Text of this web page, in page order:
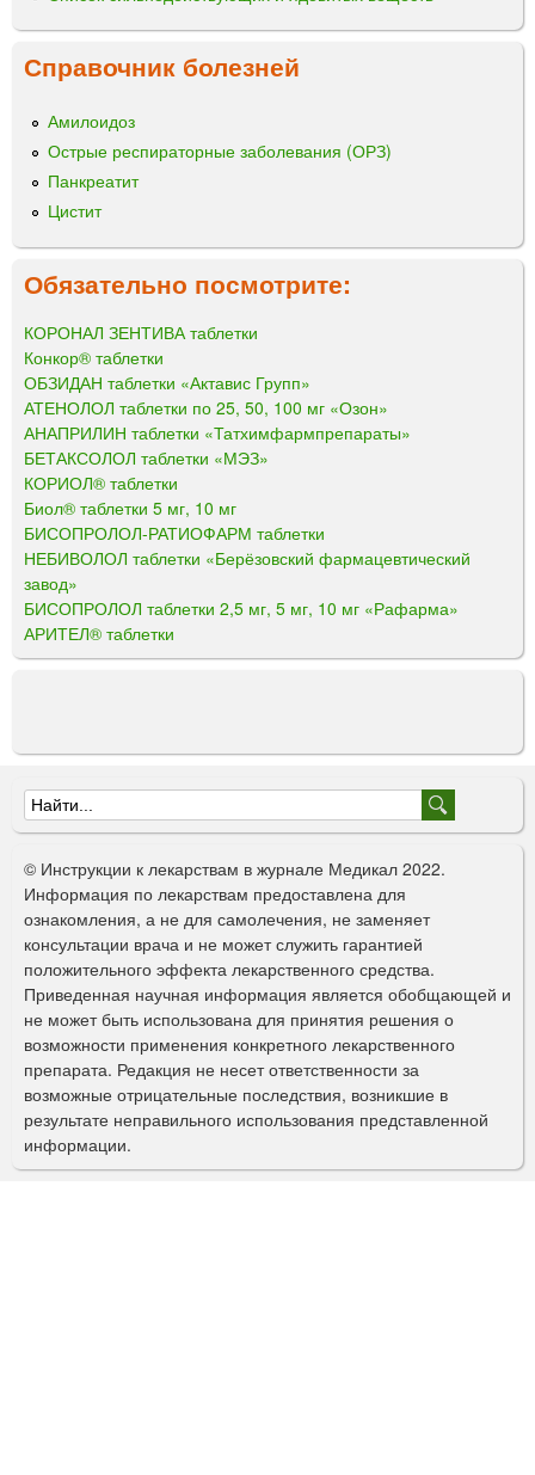
Справочник болезней
Амилоидоз
Острые респираторные заболевания (ОРЗ)
Панкреатит
Цистит
Обязательно посмотрите:
КОРОНАЛ ЗЕНТИВА таблетки
Конкор® таблетки
ОБЗИДАН таблетки «Актавис Групп»
АТЕНОЛОЛ таблетки по 25, 50, 100 мг «Озон»
АНАПРИЛИН таблетки «Татхимфармпрепараты»
БЕТАКСОЛОЛ таблетки «МЭЗ»
КОРИОЛ® таблетки
Биол® таблетки 5 мг, 10 мг
БИСОПРОЛОЛ-РАТИОФАРМ таблетки
НЕБИВОЛОЛ таблетки «Берёзовский фармацевтический
завод»
БИСОПРОЛОЛ таблетки 2,5 мг, 5 мг, 10 мг «Рафарма»
АРИТЕЛ® таблетки
Ф
о
р
м
а
п
о
и
с
к
© Инструкции к лекарствам в журнале Медикал 2022.
Информация по лекарствам предоставлена для
ознакомления, а не для самолечения, не заменяет
консультации врача и не может служить гарантией
положительного эффекта лекарственного средства.
Приведенная научная информация является обобщающей и
не может быть использована для принятия решения о
возможности применения конкретного лекарственного
препарата. Редакция не несет ответственности за
возможные отрицательные последствия, возникшие в
результате неправильного использования представленной
информации.